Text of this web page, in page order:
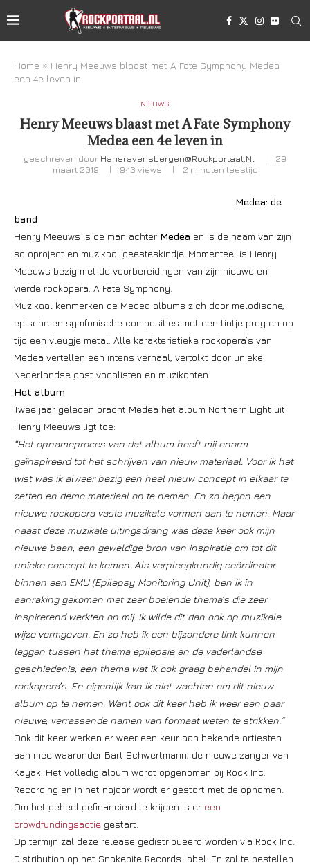
Home » Henry Meeuws blaast met A Fate Symphony Medea
een 4e leven in
NIEUWS
Henry Meeuws blaast met A Fate Symphony
Medea een 4e leven in
geschreven door Hansravensbergen@rockportaal.nl
29
maart 2019
943 views 2 minuten leestijd
Medea: de
band
Henry Meeuws is de man achter Medea en is de naam van zijn
soloproject en muzikaal geesteskindje. Momenteel is Henry
Meeuws bezig met de voorbereidingen van zijn nieuwe en
vierde rockopera: A Fate Symphony.
Muzikaal kenmerken de Medea albums zich door melodische,
epische en symfonische composities met een tintje prog en op
tijd een vleugje metal. Alle karakteristieke rockopera’s van
Medea vertellen een intens verhaal, vertolkt door unieke
Nederlandse gast vocalisten en muzikanten.
Het album
Twee jaar geleden bracht Medea het album Northern Light uit.
Henry Meeuws ligt toe:
“Het opnameproces van dat album heeft mij enorm
geïnspireerd tot het schrijven van nieuw materiaal. Voor ik het
wist was ik alweer bezig een heel nieuw concept in elkaar te
zetten en demo materiaal op te nemen. En zo begon een
nieuwe rockopera vaste muzikale vormen aan te nemen. Maar
naast deze muzikale uitingsdrang was deze keer ook mijn
nieuwe baan, een geweldige bron van inspiratie om tot dit
unieke concept te komen. Als verpleegkundig coördinator
binnen een EMU (Epilepsy Monitoring Unit), ben ik in
aanraking gekomen met zeer boeiende thema’s die zeer
inspirerend werkten op mij. Ik wilde dit dan ook op muzikale
wijze vormgeven. En zo heb ik een bijzondere link kunnen
leggen tussen het thema epilepsie en de vaderlandse
geschiedenis, een thema wat ik ook graag behandel in mijn
rockopera’s. En eigenlijk kan ik niet wachten om dit nieuw
album op te nemen. Want ook dit keer heb ik weer een paar
nieuwe, verrassende namen van formaat weten te strikken.”
Ook dit keer werken er weer een keur aan bekende artiesten
aan mee waaronder Bart Schwertmann, de nieuwe zanger van
Kayak. Het volledig album wordt opgenomen bij Rock Inc.
Recording en in het najaar wordt er gestart met de opnamen.
Om het geheel gefinancierd te krijgen is er een
crowdfundingsactie gestart.
Op termijn zal deze release gedistribueerd worden via Rock Inc.
Distribution op het Snakebite Records label. En zal te bestellen